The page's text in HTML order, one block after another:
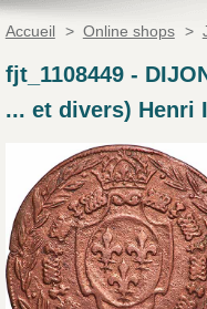
Accueil > Online shops >
fjt_1108449-
... et divers) Henri